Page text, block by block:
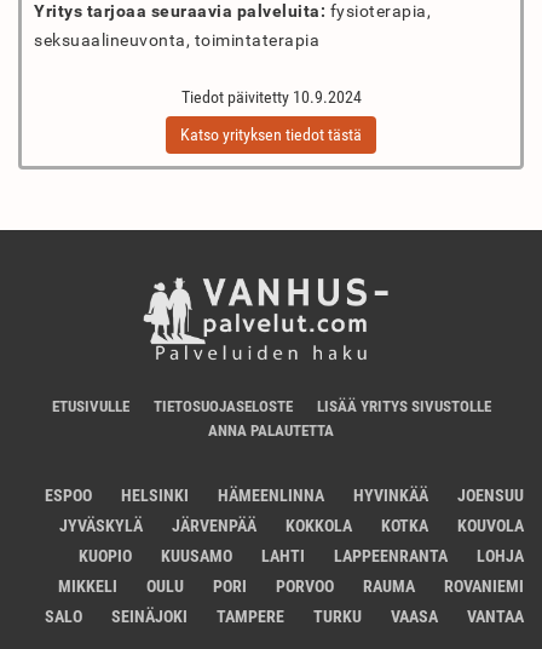
Yritys tarjoaa seuraavia palveluita: fysioterapia,
seksuaalineuvonta, toimintaterapia
Tiedot päivitetty 10.9.2024
Katso yrityksen tiedot tästä
ETUSIVULLE TIETOSUOJASELOSTE
LISÄÄ YRITYS SIVUSTOLLE
ANNA PALAUTETTA
ESPOO HELSINKI HÄMEENLINNA HYVINKÄÄ
JOENSUU
JYVÄSKYLÄ
JÄRVENPÄÄ KOKKOLA KOTKA
KOUVOLA
KUOPIO
KUUSAMO LAHTI LAPPEENRANTA
LOHJA
MIKKELI
OULU PORI PORVOO RAUMA
ROVANIEMI
SALO
SEINÄJOKI TAMPERE TURKU VAASA VANTAA